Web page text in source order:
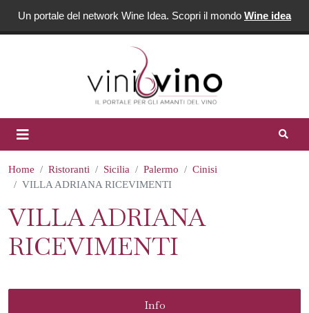
Un portale del network Wine Idea. Scopri il mondo Wine idea
Home Ristoranti Sicilia Palermo
Cinisi
VILLA ADRIANA RICEVIMENTI
VILLA ADRIANA
RICEVIMENTI
Info